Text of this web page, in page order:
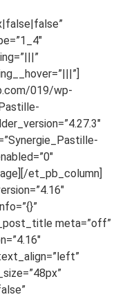
019/wp-
et_pb_column]
meta=”off”